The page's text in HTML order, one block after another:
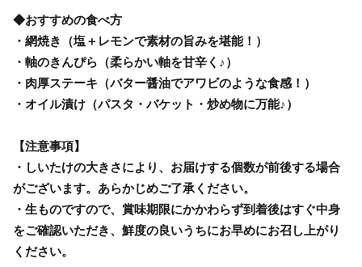
◆おすすめの食べ方
・網焼き（塩＋レモンで素材の旨みを堪能！）
・軸のきんぴら（柔らかい軸を甘辛く♪）
・肉厚ステーキ（バター醤油でアワビのような食感！）
・オイル漬け（パスタ・バケット・炒め物に万能♪）
【注意事項】
・しいたけの大きさにより、お届けする個数が前後する場合
がございます。あらかじめご了承ください。
・生ものですので、賞味期限にかかわらず到着後はすぐ中身
をご確認いただき、鮮度の良いうちにお早めにお召し上がり
ください。